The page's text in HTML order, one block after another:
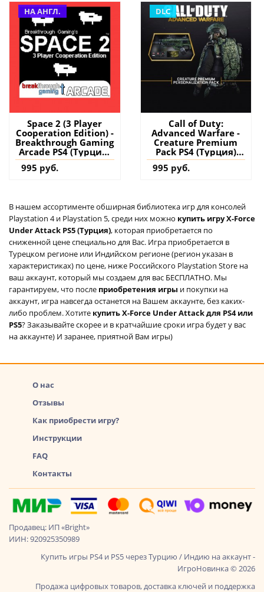
НА АНГЛ.
Space 2 (3 Player
Cooperation Edition) -
Breakthrough Gaming
Arcade PS4 (Турция)
купить игру на
аккаунт
995 руб.
DLC
Call of Duty:
Advanced Warfare -
Creature Premium
Pack PS4 (Турция)
купить дополнение
на аккаунт
995 руб.
В нашем ассортименте обширная библиотека игр для консолей
Playstation 4 и Playstation 5, среди них можно купить игру X-Force
Under Attack PS5 (Турция), которая приобретается по
сниженной цене специально для Вас. Игра приобретается в
Турецком регионе или Индийском регионе (регион указан в
характеристиках) по цене, ниже Российского Playstation Store на
ваш аккаунт, который мы создаем для вас БЕСПЛАТНО. Мы
гарантируем, что после приобретения игры и покупки на
аккаунт, игра навсегда останется на Вашем аккаунте, без каких-
либо проблем. Хотите купить X-Force Under Attack для PS4 или
PS5? Заказывайте скорее и в кратчайшие сроки игра будет у вас
на аккаунте) И заранее, приятной Вам игры)
О нас
Отзывы
Как приобрести игру?
Инструкции
FAQ
Контакты
Продавец: ИП «Bright»
ИИН: 920925350989
Купить игры PS4 и PS5 через Турцию / Индию на аккаунт -
ИгроНовинка © 2026
Продажа цифровых товаров, доставка ключей и поддержка